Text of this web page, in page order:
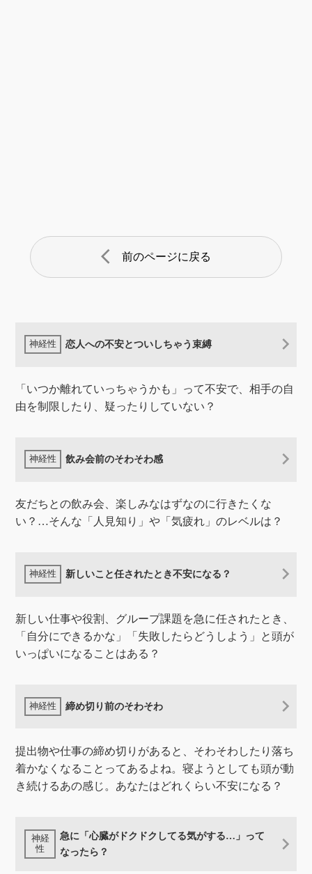
arrow_back_ios 前のページに戻る
恋人への不安とついしちゃう束縛
「いつか離れていっちゃうかも」って不安で、相手の自
由を制限したり、疑ったりしていない？
飲み会前のそわそわ感
友だちとの飲み会、楽しみなはずなのに行きたくな
い？…そんな「人見知り」や「気疲れ」のレベルは？
新しいこと任されたとき不安になる？
新しい仕事や役割、グループ課題を急に任されたとき、
「自分にできるかな」「失敗したらどうしよう」と頭が
いっぱいになることはある？
締め切り前のそわそわ
提出物や仕事の締め切りがあると、そわそわしたり落ち
着かなくなることってあるよね。寝ようとしても頭が動
き続けるあの感じ。あなたはどれくらい不安になる？
急に「心臓がドクドクしてる気がする…」って
なったら？